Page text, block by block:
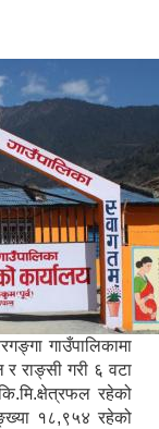
गाउँपालिकामा
राङ्सी गरी ६ वटा
रहेको
१८,९५४ रहेको